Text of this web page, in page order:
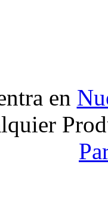
en